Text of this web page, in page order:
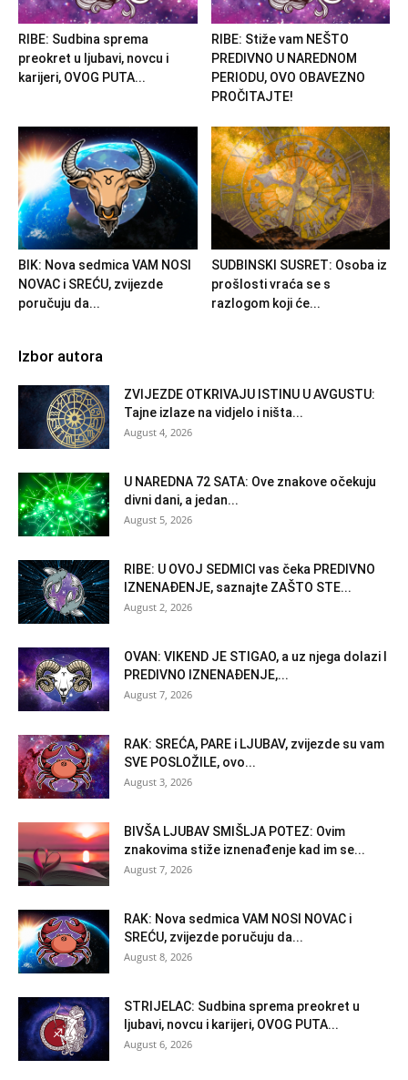
RIBE: Sudbina sprema
preokret u ljubavi, novcu i
karijeri, OVOG PUTA...
RIBE: Stiže vam NEŠTO
PREDIVNO U NAREDNOM
PERIODU, OVO OBAVEZNO
PROČITAJTE!
BIK: Nova sedmica VAM NOSI
NOVAC i SREĆU, zvijezde
poručuju da...
SUDBINSKI SUSRET: Osoba iz
prošlosti vraća se s
razlogom koji će...
Izbor autora
ZVIJEZDE OTKRIVAJU ISTINU U AVGUSTU:
Tajne izlaze na vidjelo i ništa...
August 4, 2026
U NAREDNA 72 SATA: Ove znakove očekuju
divni dani, a jedan...
August 5, 2026
RIBE: U OVOJ SEDMICI vas čeka PREDIVNO
IZNENAĐENJE, saznajte ZAŠTO STE...
August 2, 2026
OVAN: VIKEND JE STIGAO, a uz njega dolazi I
PREDIVNO IZNENAĐENJE,...
August 7, 2026
RAK: SREĆA, PARE i LJUBAV, zvijezde su vam
SVE POSLOŽILE, ovo...
August 3, 2026
BIVŠA LJUBAV SMIŠLJA POTEZ: Ovim
znakovima stiže iznenađenje kad im se...
August 7, 2026
RAK: Nova sedmica VAM NOSI NOVAC i
SREĆU, zvijezde poručuju da...
August 8, 2026
STRIJELAC: Sudbina sprema preokret u
ljubavi, novcu i karijeri, OVOG PUTA...
August 6, 2026